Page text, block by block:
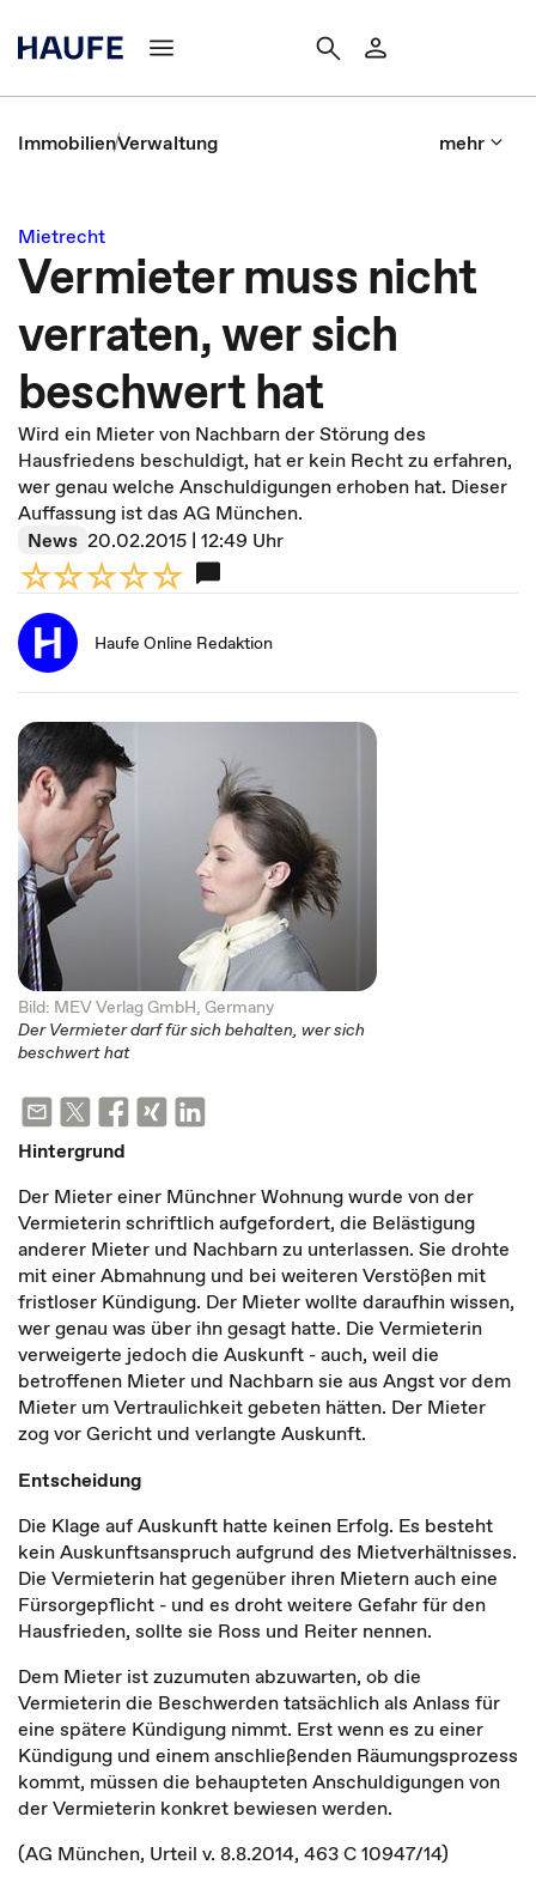
ImmobilienVerwaltung mehr
Mietrecht
Vermieter muss nicht
verraten, wer sich
beschwert hat
Wird ein Mieter von Nachbarn der Störung des
Hausfriedens beschuldigt, hat er kein Recht zu erfahren,
wer genau welche Anschuldigungen erhoben hat. Dieser
Auffassung ist das AG München.
News 20.02.2015 | 12:49 Uhr
Haufe Online Redaktion
Bild: MEV Verlag GmbH, Germany
Der Vermieter darf für sich behalten, wer sich
beschwert hat
Hintergrund
Der Mieter einer Münchner Wohnung wurde von der
Vermieterin schriftlich aufgefordert, die Belästigung
anderer Mieter und Nachbarn zu unterlassen. Sie drohte
mit einer Abmahnung und bei weiteren Verstößen mit
fristloser Kündigung. Der Mieter wollte daraufhin wissen,
wer genau was über ihn gesagt hatte. Die Vermieterin
verweigerte jedoch die Auskunft - auch, weil die
betroffenen Mieter und Nachbarn sie aus Angst vor dem
Mieter um Vertraulichkeit gebeten hätten. Der Mieter
zog vor Gericht und verlangte Auskunft.
Entscheidung
Die Klage auf Auskunft hatte keinen Erfolg. Es besteht
kein Auskunftsanspruch aufgrund des Mietverhältnisses.
Die Vermieterin hat gegenüber ihren Mietern auch eine
Fürsorgepflicht - und es droht weitere Gefahr für den
Hausfrieden, sollte sie Ross und Reiter nennen.
Dem Mieter ist zuzumuten abzuwarten, ob die
Vermieterin die Beschwerden tatsächlich als Anlass für
eine spätere Kündigung nimmt. Erst wenn es zu einer
Kündigung und einem anschließenden Räumungsprozess
kommt, müssen die behaupteten Anschuldigungen von
der Vermieterin konkret bewiesen werden.
(AG München, Urteil v. 8.8.2014, 463 C 10947/14)